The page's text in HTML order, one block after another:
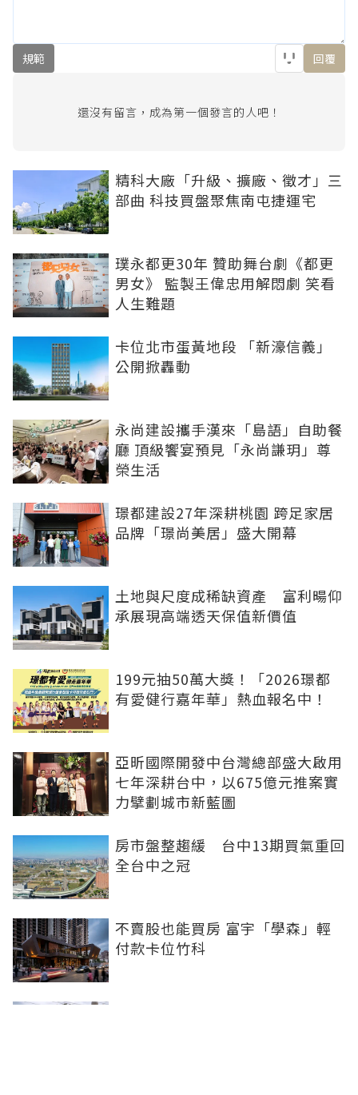
規範 回覆
還沒有留言，成為第一個發言的人吧！
精科大廠「升級、擴廠、徵才」三
部曲 科技買盤聚焦南屯捷運宅
璞永都更30年 贊助舞台劇《都更
男女》 監製王偉忠用解悶劇 笑看
人生難題
卡位北市蛋黃地段 「新濠信義」
公開掀轟動
永尚建設攜手漢來「島語」自助餐
廳 頂級饗宴預見「永尚謙玥」尊
榮生活
璟都建設27年深耕桃園 跨足家居
品牌「璟尚美居」盛大開幕
土地與尺度成稀缺資產 富利暘仰
承展現高端透天保值新價值
199元抽50萬大獎！「2026璟都
有愛健行嘉年華」熱血報名中！
亞昕國際開發中台灣總部盛大啟用
七年深耕台中，以675億元推案實
力擘劃城市新藍圖
房市盤整趨緩 台中13期買氣重回
全台中之冠
不賣股也能買房 富宇「學森」輕
付款卡位竹科